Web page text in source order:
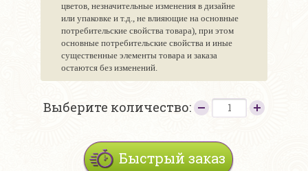
цветов, незначительные изменения в дизайне
или упаковке и т.д., не влияющие на основные
потребительские свойства товара), при этом
основные потребительские свойства и иные
существенные элементы товара и заказа
остаются без изменений.
Выберите количество:
Быстрый заказ